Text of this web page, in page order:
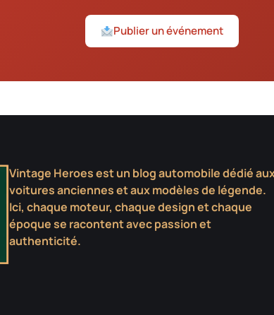
Publier un événement
Vintage Heroes est un blog automobile dédié
voitures anciennes et aux modèles de légende.
Ici, chaque moteur, chaque design et chaque
époque se racontent avec passion et
authenticité.